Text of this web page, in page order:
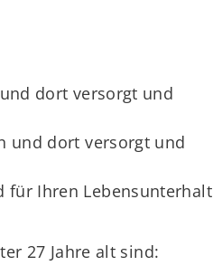
dort versorgt und
und dort versorgt und
für Ihren Lebensunterhalt
27 Jahre alt sind: